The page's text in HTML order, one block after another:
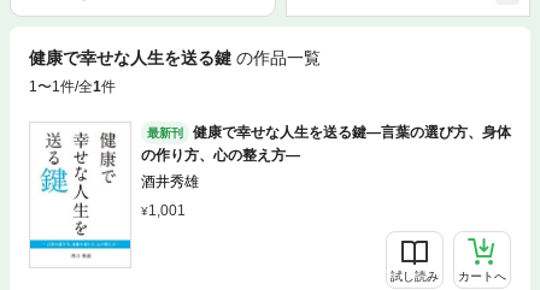
健康で幸せな人生を送る鍵 の作品一覧
1〜1件/全1件
最新刊
健康で幸せな人生を送る鍵―言葉の選び方、身体
の作り方、心の整え方―
酒井秀雄
1,001
試し読み カートへ